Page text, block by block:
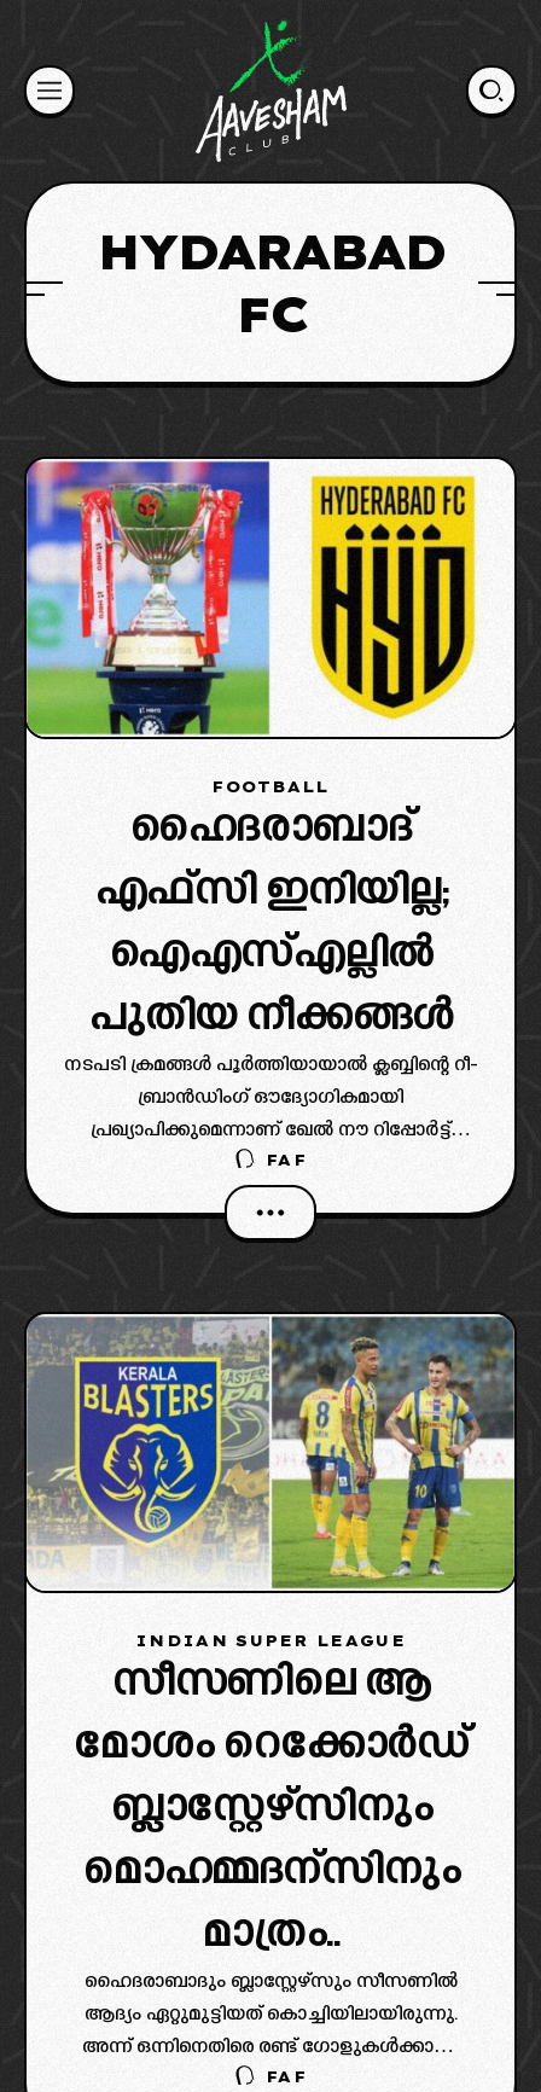
content
HYDARABAD
FC
FOOTBALL
ഹൈദരാബാദ്
എഫ്സി ഇനിയില്ല;
ഐഎസ്എല്ലിൽ
പുതിയ നീക്കങ്ങൾ
നടപടി ക്രമങ്ങൾ പൂർത്തിയായാൽ ക്ലബ്ബിന്റെ റീ-
ബ്രാൻഡിംഗ് ഔദ്യോഗികമായി
പ്രഖ്യാപിക്കുമെന്നാണ് ഖേൽ നൗ റിപ്പോർട്ട്
ചെയ്യുന്നത്.
FAF
INDIAN SUPER LEAGUE
സീസണിലെ ആ
മോശം റെക്കോർഡ്
ബ്ലാസ്റ്റേഴ്സിനും
മൊഹമ്മദന്സിനും
മാത്രം..
ഹൈദരാബാദും ബ്ലാസ്റ്റേഴ്സും സീസണിൽ
ആദ്യം ഏറ്റുമുട്ടിയത് കൊച്ചിയിലായിരുന്നു.
അന്ന് ഒന്നിനെതിരെ രണ്ട് ഗോളുകൾക്കാണ്
ബ്ലാസ്റ്റേഴ്‌സ് പരാജയപ്പെട്ടത്. ഹൈദരാബാദിന്റെ
FAF